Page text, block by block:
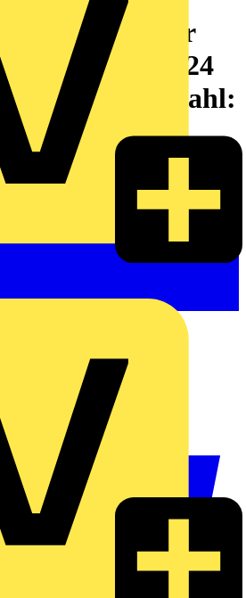
320 V, 24
5.08, Polzahl:
Box